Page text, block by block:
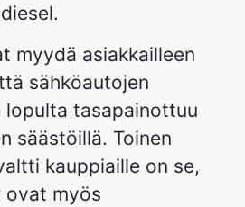
myydä asiakkailleen
sähköautojen
lopulta tasapainottuu
säästöillä. Toinen
kauppiaille on se,
ovat myös